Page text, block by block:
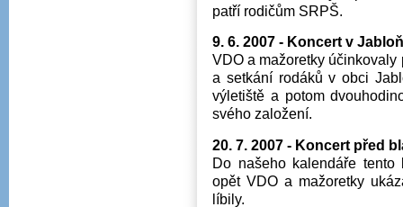
patří rodičům SRPŠ.
9. 6. 2007 - Koncert v
VDO a mažoretky
a setkání rodáků v obci
výletiště a potom
svého založení.
20. 7. 2007 - Koncert před
Do našeho kalendáře
opět VDO a mažoretky
líbily.